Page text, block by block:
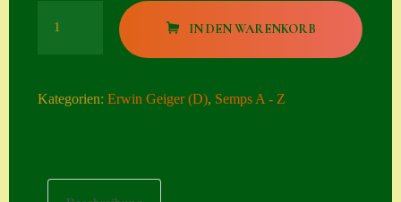
Datenschutzerklä
mit Semps
IN DEN WARENKORB
Kategorien:Erwin Geiger (D), Semps A - Z